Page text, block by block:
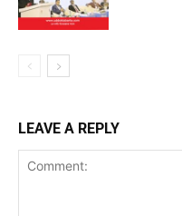
LEAVE A REPLY